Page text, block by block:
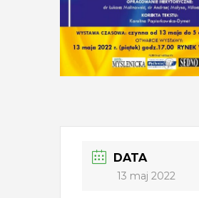
DATA
13 maj 2022